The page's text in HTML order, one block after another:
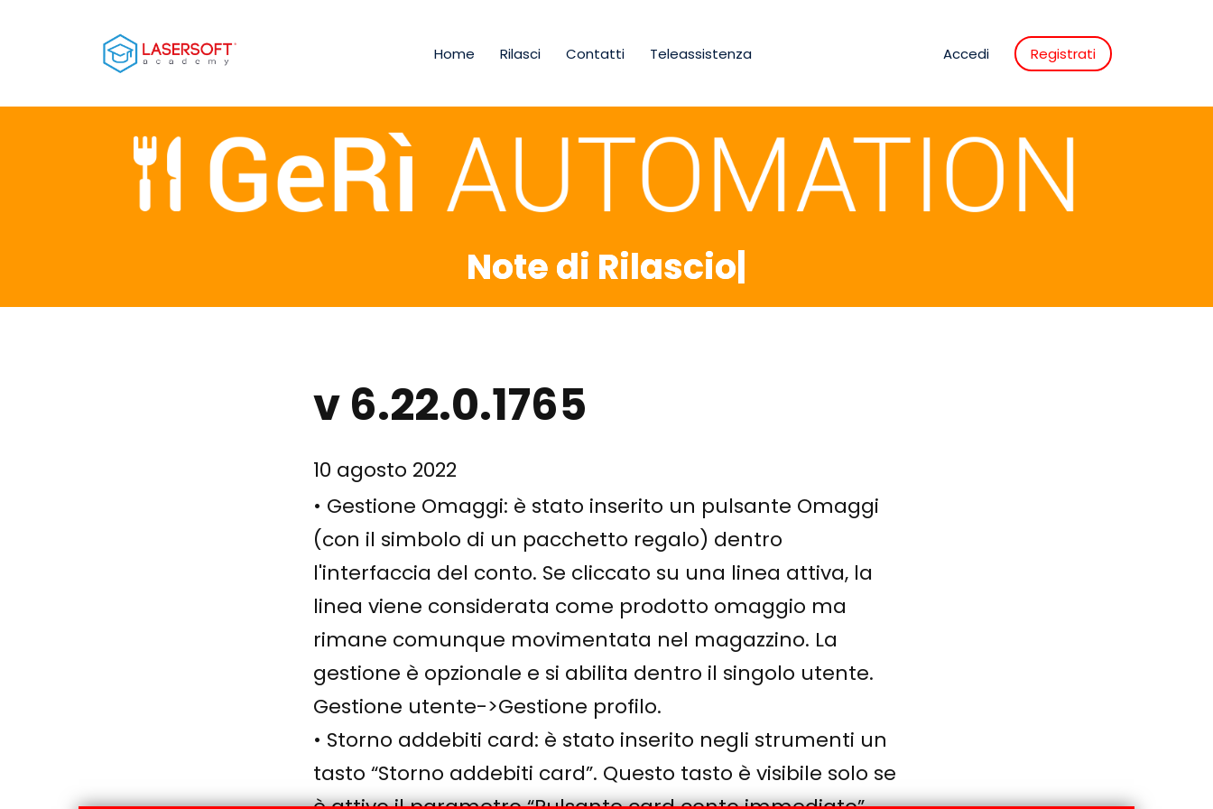
Home Rilasci Contatti Teleassistenza Accedi Registrati
Note di Rilascio
v 6.22.0.1765
10 agosto 2022
• Gestione Omaggi: è stato inserito un pulsante Omaggi
(con il simbolo di un pacchetto regalo) dentro
l'interfaccia del conto. Se cliccato su una linea attiva, la
linea viene considerata come prodotto omaggio ma
rimane comunque movimentata nel magazzino. La
gestione è opzionale e si abilita dentro il singolo utente.
Gestione utente->Gestione profilo.
• Storno addebiti card: è stato inserito negli strumenti un
tasto “Storno addebiti card”. Questo tasto è visibile solo se